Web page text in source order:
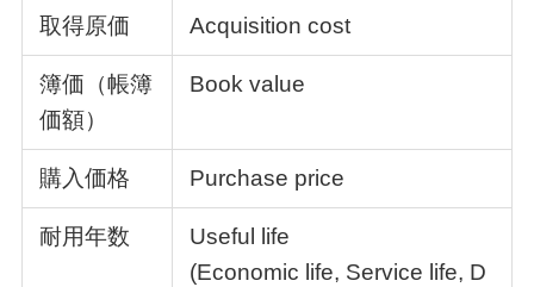
取得原価 Acquisition cost
簿価（帳簿
価額）
Book value
購入価格 Purchase price
耐用年数
Useful life
(Economic life, Service life, D